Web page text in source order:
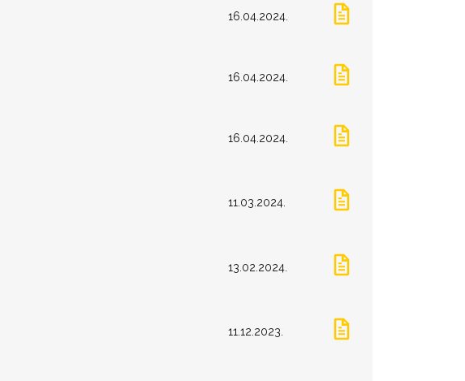
16.04.2024.
16.04.2024.
16.04.2024.
11.03.2024.
13.02.2024.
11.12.2023.